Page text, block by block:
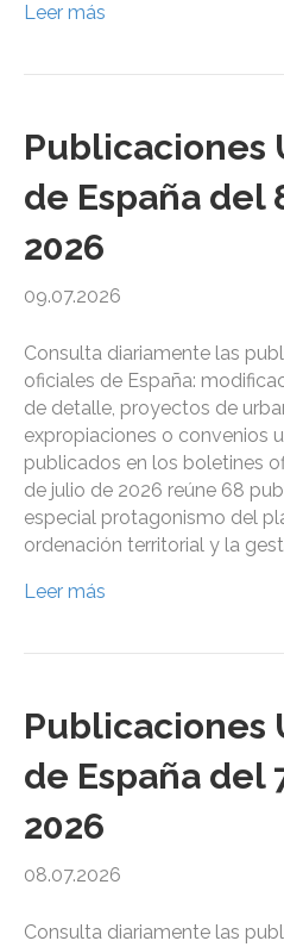
Leer más
Publicaciones
de España del
2026
09.07.2026
Consulta diariamente las
oficiales de España:
de detalle, proyectos de
expropiaciones o convenios
publicados en los boletines
de julio de 2026 reúne 68
especial protagonismo del
ordenación territorial y la
Leer más
Publicaciones
de España del
2026
08.07.2026
Consulta diariamente las